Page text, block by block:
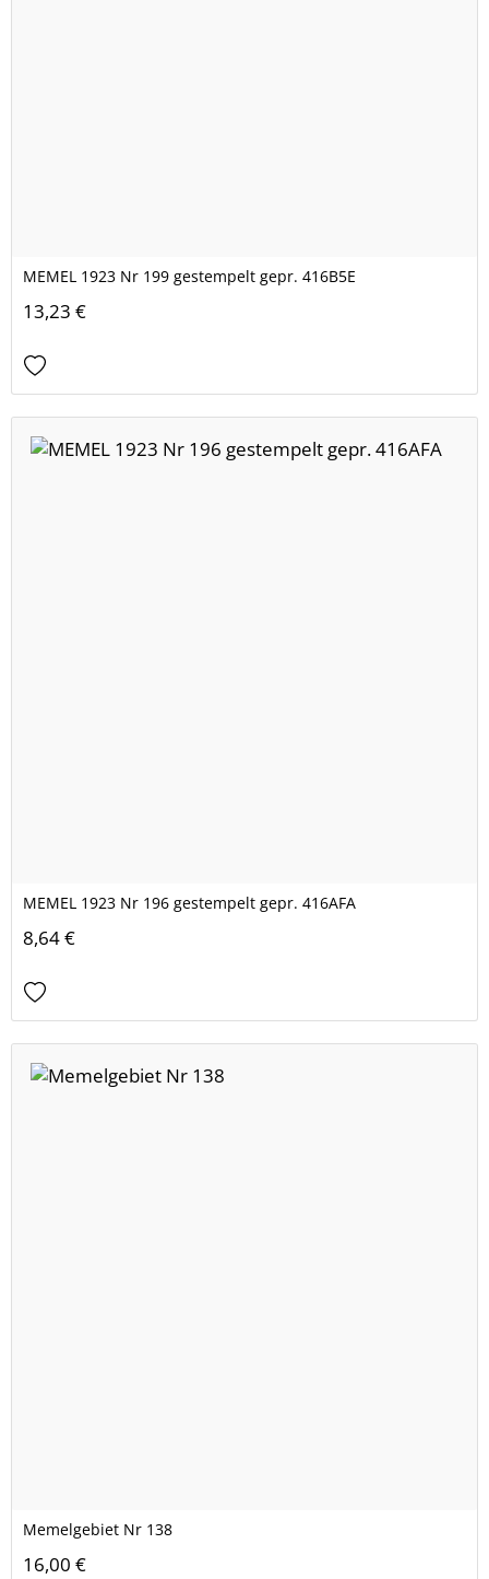
MEMEL 1923 Nr 199 gestempelt gepr. 416B5E
13,23 €
MEMEL 1923 Nr 196 gestempelt gepr. 416AFA
8,64 €
Memelgebiet Nr 138
16,00 €